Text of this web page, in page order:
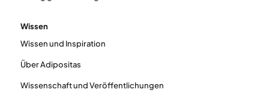
Wissen
Wissen und Inspiration
Über Adipositas
Wissenschaft und Veröffentlichungen